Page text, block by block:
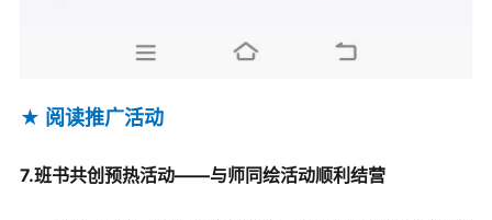
★ 阅读推广活动
7.班书共创预热活动——与师同绘活动顺利结营